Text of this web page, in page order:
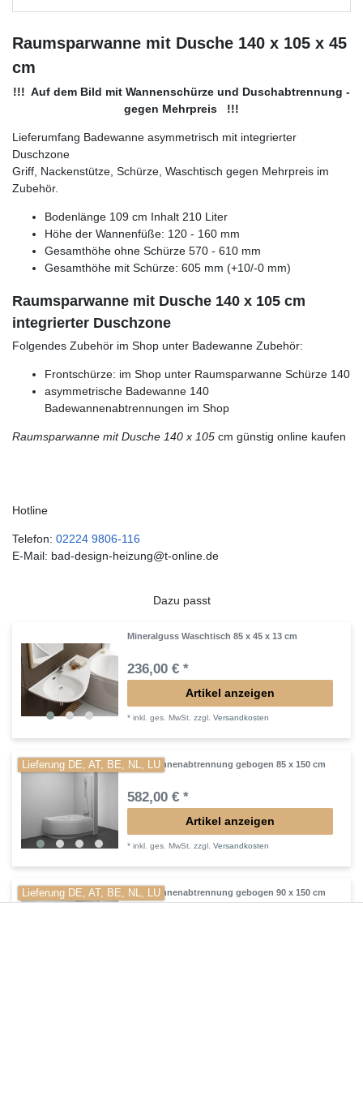
Raumsparwanne mit Dusche 140 x 105 x 45
cm
!!! Auf dem Bild mit Wannenschürze und Duschabtrennung -
gegen Mehrpreis !!!
Lieferumfang Badewanne asymmetrisch mit integrierter
Duschzone
Griff, Nackenstütze, Schürze, Waschtisch gegen Mehrpreis im
Zubehör.
Bodenlänge 109 cm Inhalt 210 Liter
Höhe der Wannenfüße: 120 - 160 mm
Gesamthöhe ohne Schürze 570 - 610 mm
Gesamthöhe mit Schürze: 605 mm (+10/-0 mm)
Raumsparwanne mit Dusche 140 x 105 cm
integrierter Duschzone
Folgendes Zubehör im Shop unter Badewanne Zubehör:
Frontschürze: im Shop unter Raumsparwanne Schürze 140
asymmetrische Badewanne 140
Badewannenabtrennungen im Shop
Raumsparwanne mit Dusche 140 x 105 cm günstig online kaufen
Hotline
Telefon: 02224 9806-116
E-Mail: bad-design-heizung@t-online.de
Dazu passt
Mineralguss Waschtisch 85 x 45 x 13 cm
236,00 € *
Artikel anzeigen
*inkl. ges. MwSt. zzgl.Versandkosten
Lieferung DE, AT, BE, NL, LUBadewannenabtrennung gebogen 85 x 150 cm
582,00 € *
Artikel anzeigen
*inkl. ges. MwSt. zzgl.Versandkosten
Lieferung DE, AT, BE, NL, LUBadewannenabtrennung gebogen 90 x 150 cm